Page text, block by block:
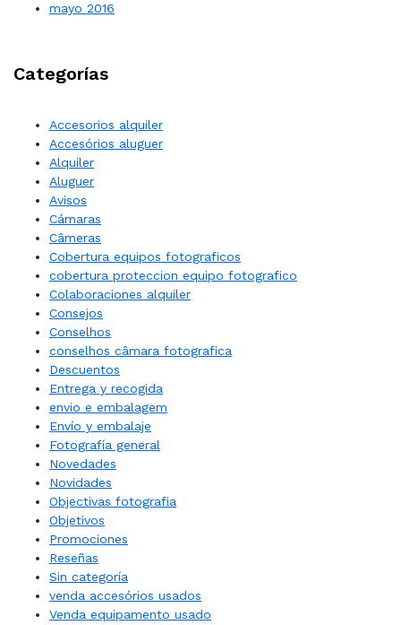
mayo 2016
Categorías
Accesorios alquiler
Accesórios aluguer
Alquiler
Aluguer
Avisos
Cámaras
Câmeras
Cobertura equipos fotograficos
cobertura proteccion equipo fotografico
Colaboraciones alquiler
Consejos
Conselhos
conselhos câmara fotografica
Descuentos
Entrega y recogida
envio e embalagem
Envío y embalaje
Fotografía general
Novedades
Novidades
Objectivas fotografia
Objetivos
Promociones
Reseñas
Sin categoría
venda accesórios usados
Venda equipamento usado